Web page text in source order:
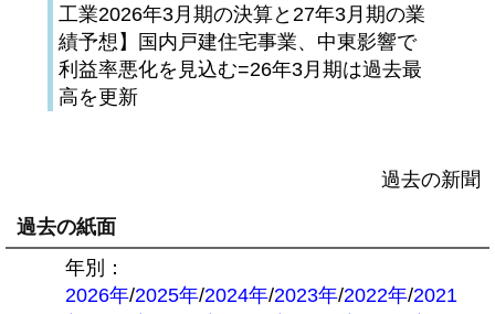
工業2026年3月期の決算と27年3月期の業
績予想】国内戸建住宅事業、中東影響で
利益率悪化を見込む=26年3月期は過去最
高を更新
過去の新聞
過去の紙面
年別：
2026年/2025年/2024年/2023年/2022年/2021